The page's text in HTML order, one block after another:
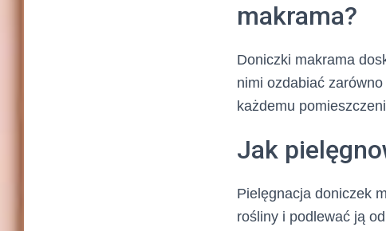
makrama?
Doniczki makrama
nimi ozdabiać
każdemu
Jak
Pielęgnacja doniczek
rośliny i podlewać ją